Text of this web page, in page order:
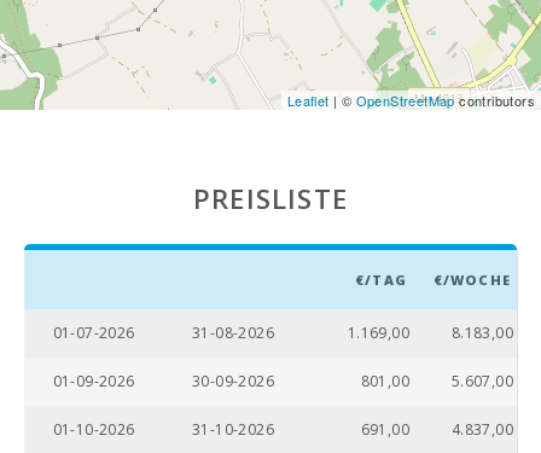
Strand Cala
Antena, Manacor
(km):
Muro (km):
Stand Cala
Leaflet| © OpenStreetMapcontributors
PREISLISTE
€/TAG €/WOCHE
01-07-2026 31-08-2026 1.169,00 8.183,00
01-09-2026 30-09-2026 801,00 5.607,00
01-10-2026 31-10-2026 691,00 4.837,00